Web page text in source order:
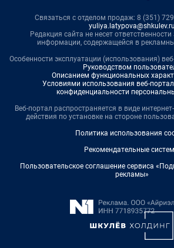
Связаться с отделом продаж: 8 (351)
yuliya.latypova@shkulev.ru
Редакция сайта не несет
информации, содержащейся в
Особенности эксплуатации (использования)
Руководством
Описанием функциональных
Условиями использования веб-
конфиденциальности
Веб-портал распространяется в виде
действия по установке на стороне
Политика использования
Рекомендательные
Пользовательское соглашение сервиса
рекламы»